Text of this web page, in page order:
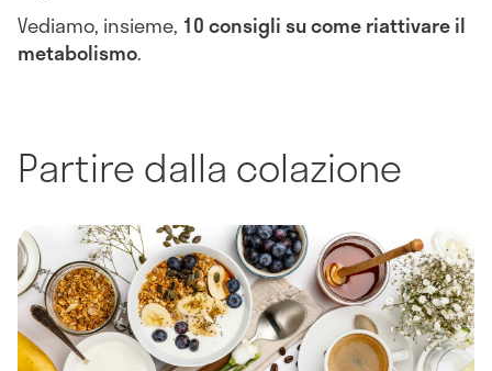
Vediamo, insieme, 10 consigli su come riattivare il
metabolismo.
Partire dalla colazione